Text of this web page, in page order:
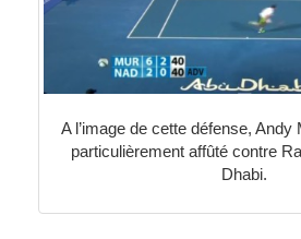
A l’image de cette défense,
particulièrement affûté contre
Dhabi.